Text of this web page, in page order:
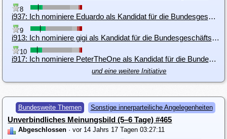
8
i937: Ich nominiere Eduardo als Kandidat für die Bundesgeschäftsführung
9
i913: Ich nominiere gigi als Kandidat für die Bundesgeschäftsführung
10
i917: Ich nominiere PeterTheOne als Kandidat für die Bundesgeschäftsführung
und eine weitere Initiative
Bundesweite Themen Sonstige innerparteiliche Angelegenheiten
Unverbindliches Meinungsbild (5–6 Tage) #465
Abgeschlossen · vor 14 Jahrs 17 Tagen 03:27:11